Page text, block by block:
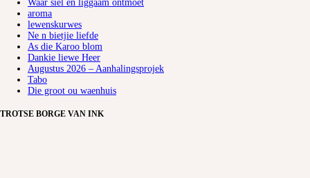
Waar siel en liggaam ontmoet
aroma
lewenskurwes
Ne n bietjie liefde
As die Karoo blom
Dankie liewe Heer
Augustus 2026 – Aanhalingsprojek
Tabo
Die groot ou waenhuis
TROTSE BORGE VAN INK